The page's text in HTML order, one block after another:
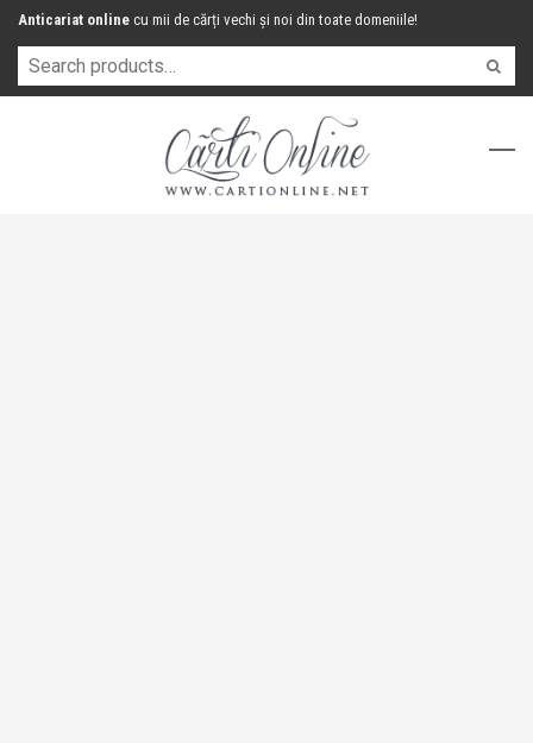
Anticariat online cu mii de cărți vechi și noi din toate domeniile!